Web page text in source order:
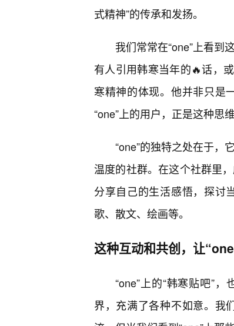
式精神”的传承和发扬。
我们常常在“one”上看到
有人引用韩寒当年的🔥话，
寒精神的体现。他并非只是
“one”上的用户，正是这种思
“one”的独特之处在于，
温度的社群。在这个社群里
分享自己的生活感悟，探讨
歌、散文、绘画等。
这种互动和共创，让
“one”上的“韩寒贴吧”
界，充满了各种不如意。我